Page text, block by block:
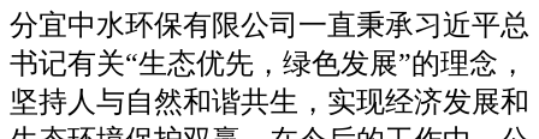
分宜中水环保有限公司一直秉承习近平总
书记有关“生态优先，绿色发展”的理念，
坚持人与自然和谐共生，实现经济发展和